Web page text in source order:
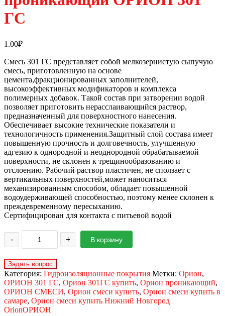
ГС
1.00₽
Смесь 301 ГС представляет собой мелкозернистую сыпучую
смесь, приготовленную на основе
цемента,фракционированных заполнителей,
высокоэффективных модификаторов и комплекса
полимерных добавок. Такой состав при затворении водой
позволяет приготовить нерасслаивающийся раствор,
предназначенный для поверхностного нанесения.
Обеспечивает высокие технические показатели и
технологичность применения.Защитный слой состава имеет
повышенную прочность и долговечность, улучшенную
адгезию к однородной и неоднородной обрабатываемой
поверхности, не склонен к трещинообразованию и
отслоению. Рабочий раствор пластичен, не сползает с
вертикальных поверхностей,может наноситься
механизированным способом, обладает повышенной
водоудерживающей способностью, поэтому менее склонен к
преждевременному пересыханию.
Сертифицирован для контакта с питьевой водой
- + В корзину
Категория: Гидроизоляционные покрытия Метки: Орион,
ОРИОН 301 ГС, Орион 301ГС купить, Орион проникающий,
ОРИОН СМЕСИ, Орион смеси купить, Орион смеси купить в
самаре, Орион смеси купить Нижний Новгород
OrionОРИОН